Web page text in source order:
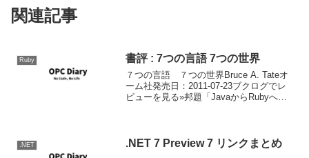
関連記事
Ruby 書評 : 7つの言語 7つの世界
７つの言語 ７つの世界Bruce A. Tateオ
ーム社発売日：2011-07-23ブクログでレ
ビューを見る»邦題「JavaからRubyへ」
.NET .NET 7 Preview 7 リンクまとめ